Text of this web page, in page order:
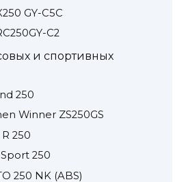
GY-C5C
C2
и спортивных
250
Winner ZS250GS
250
250
250 NK (ABS)